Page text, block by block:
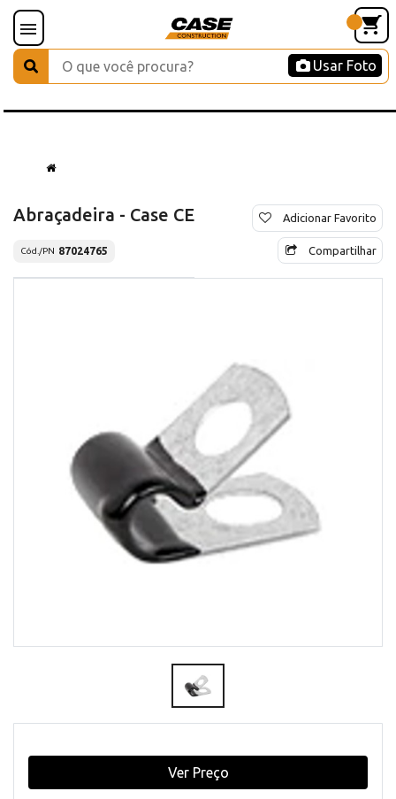
Usar Foto
Abraçadeira - Case CE
Cód./PN 87024765
Adicionar Favorito
Compartilhar
Ver Preço